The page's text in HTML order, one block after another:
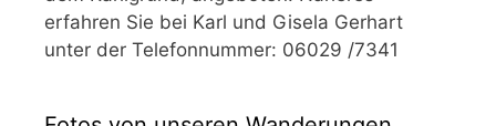
erfahren Sie bei Karl und Gisela Gerhart
unter der Telefonnummer: 06029 /7341